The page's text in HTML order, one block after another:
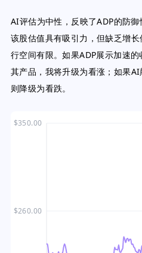
AI评估为中性，反映了ADP的防御
该股估值具有吸引力，但缺乏增
行空间有限。如果ADP展示加速
其产品，我将升级为看涨；如果AI
则降级为看跌。
$260.00
$350.00